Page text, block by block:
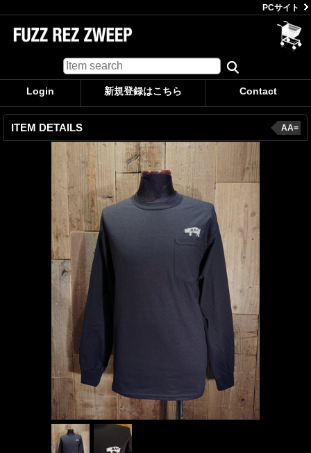
PCサイト
Login 新規登録はこちら Contact
ITEM DETAILS AA=